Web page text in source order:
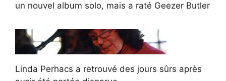
un nouvel album solo, mais a raté Geezer Butler
Linda Perhacs a retrouvé des jours sûrs après